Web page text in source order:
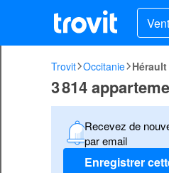
Trovit Occitanie Hérault
3 814
Recevez de
par email
Enregistrer